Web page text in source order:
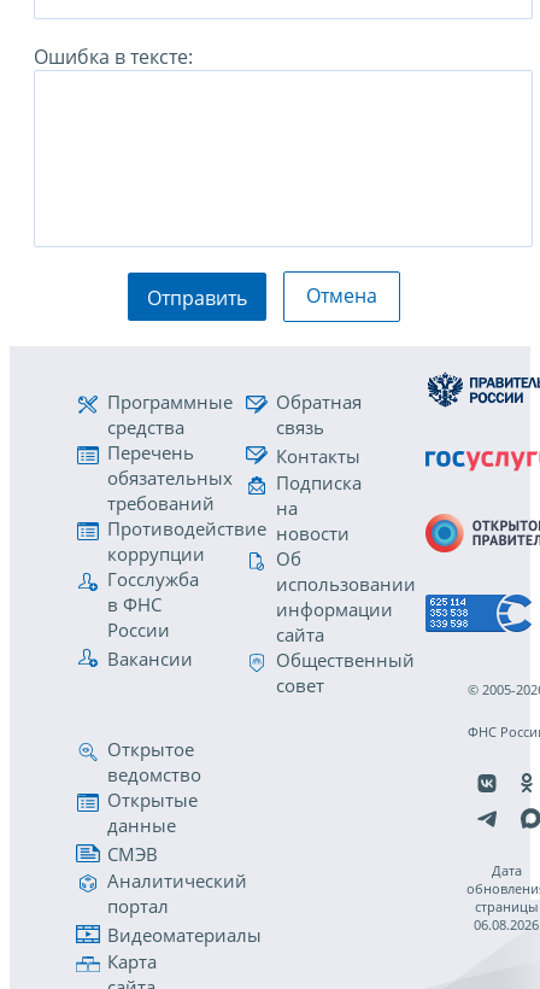
Ошибка в тексте:
Отправить Отмена
Программные
средства
Перечень
обязательных
требований
Противодействие
коррупции
Госслужба
в ФНС
России
Вакансии
Обратная
связь
Контакты
Подписка
на
новости
Об
использовании
информации
сайта
Общественный
совет
Открытое
ведомство
Открытые
данные
СМЭВ
Аналитический
портал
Видеоматериалы
Карта
© 2005-
ФНС
Дата
страницы
06.08.2026